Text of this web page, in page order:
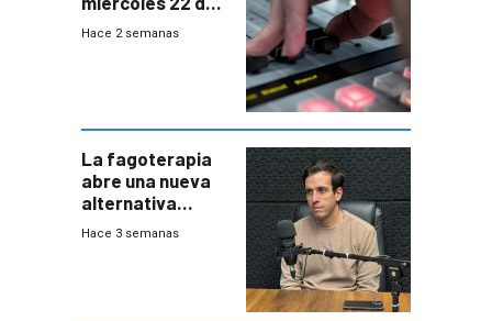
julio de 2026
Hace 2 semanas
La fagoterapia
abre una nueva
alternativa
contra bacterias
Hace 3 semanas